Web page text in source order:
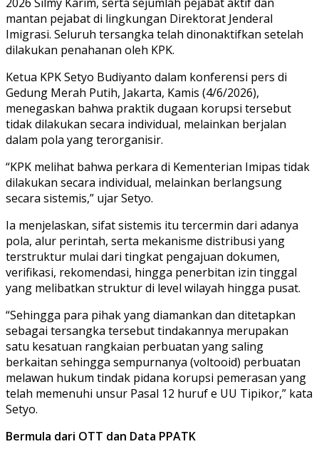
mantan pejabat di lingkungan Direktorat Jenderal
Imigrasi. Seluruh tersangka telah dinonaktifkan setelah
dilakukan penahanan oleh KPK.
Ketua KPK Setyo Budiyanto dalam konferensi pers di
Gedung Merah Putih, Jakarta, Kamis (4/6/2026),
menegaskan bahwa praktik dugaan korupsi tersebut
tidak dilakukan secara individual, melainkan berjalan
dalam pola yang terorganisir.
“KPK melihat bahwa perkara di Kementerian Imipas tidak
dilakukan secara individual, melainkan berlangsung
secara sistemis,” ujar Setyo.
Ia menjelaskan, sifat sistemis itu tercermin dari adanya
pola, alur perintah, serta mekanisme distribusi yang
terstruktur mulai dari tingkat pengajuan dokumen,
verifikasi, rekomendasi, hingga penerbitan izin tinggal
yang melibatkan struktur di level wilayah hingga pusat.
“Sehingga para pihak yang diamankan dan ditetapkan
sebagai tersangka tersebut tindakannya merupakan
satu kesatuan rangkaian perbuatan yang saling
berkaitan sehingga sempurnanya (voltooid) perbuatan
melawan hukum tindak pidana korupsi pemerasan yang
telah memenuhi unsur Pasal 12 huruf e UU Tipikor,” kata
Setyo.
Bermula dari OTT dan Data PPATK